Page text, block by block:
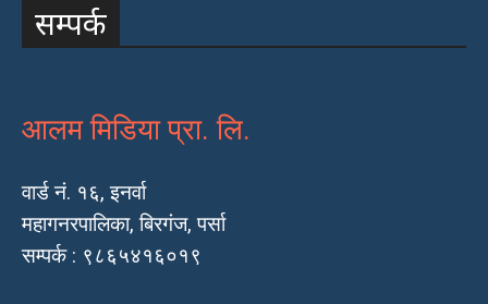
सम्पर्क
आलम मिडिया प्रा. लि.
वार्ड नं. १६, इनर्वा
महागनरपालिका, बिरगंज, पर्सा
सम्पर्क : ९८६५४१६०१९